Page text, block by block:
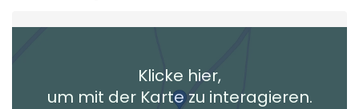
Heimatadresse oder Wunschort
+ Aktuellen Standort hinzufügen
Klicke hier,
um mit der Karte zu interagieren.